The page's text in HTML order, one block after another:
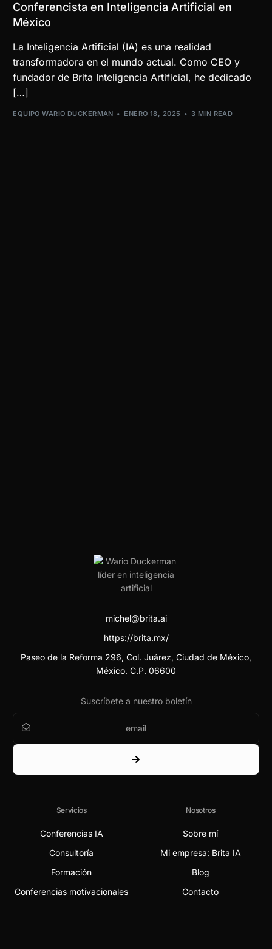
Conferencista en Inteligencia Artificial en
México
La Inteligencia Artificial (IA) es una realidad
transformadora en el mundo actual. Como CEO y
fundador de Brita Inteligencia Artificial, he dedicado
[…]
EQUIPO WARIO DUCKERMAN ENERO 18, 2025 3 MIN READ
michel@brita.ai
https://brita.mx/
Paseo de la Reforma 296, Col. Juárez, Ciudad de México,
México. C.P. 06600
Suscríbete a nuestro boletín
Servicios
Conferencias IA
Consultoría
Formación
Conferencias motivacionales
Nosotros
Sobre mí
Mi empresa: Brita IA
Blog
Contacto